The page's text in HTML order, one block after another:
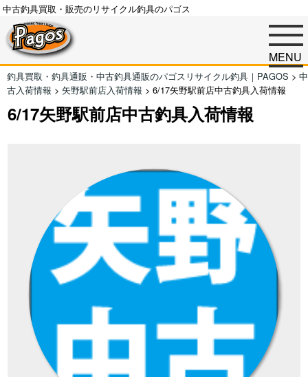
中古釣具買取・販売のリサイクル釣具のパゴス
MENU
釣具買取・釣具通販・中古釣具通販のパゴスリサイクル釣具｜PAGOS > 中
古入荷情報 > 矢野駅前店入荷情報 > 6/17矢野駅前店中古釣具入荷情報
6/17矢野駅前店中古釣具入荷情報